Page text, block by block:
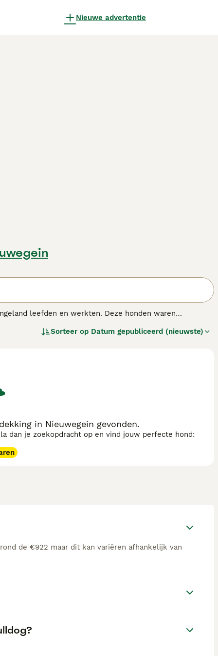
Nieuwe advertentie
leefden en werkten. Deze honden waren
gezin. De Amerikaanse buldog heeft veel beweging
Sorteer op Datum gepubliceerd (nieuwste)
in Nieuwegein gevonden.
dan je zoekopdracht op en vind jouw perfecte hond:
de €922 maar dit kan variëren afhankelijk van